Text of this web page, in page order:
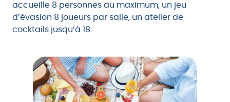
accueille 8 personnes au maximum, un jeu
d’évasion 8 joueurs par salle, un atelier de
cocktails jusqu’à 18.